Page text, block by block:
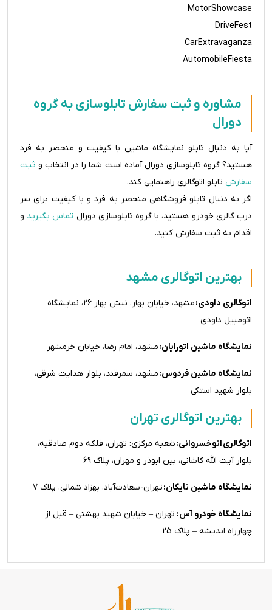
MotorShowcase
DriveFest
CarExtravaganza
AutomobileFiesta
مشاوره و ثبت سفارش تابلوسازی به گروه
دورال
آیا به دنبال تابلو نمایشگاه ماشین با کیفیت و منحصر به فرد
هستید؟ گروه تابلوسازی دورال آماده است شما را در انتخاب و ثبت
سفارش تابلو اتوگالری راهنمایی کند.
اگر به دنبال تابلو فروشگاهی منحصر به فرد و با کیفیت برای سر
درب گالری خودرو هستید، با گروه تابلوسازی دورال تماس بگیرید و
اقدام به ثبت سفارش کنید.
بهترین اتوگالری مشهد
اتوگالری داودی:
مشهد، خیابان بهار، نبش بهار ۲۶، نمایشگاه
اتومبیل داودی
نمایشگاه ماشین اتورایان:مشهد، امام رضا، خیابان خرمشهر
نمایشگاه ماشین فردوس:مشهد، سمرقند، بلوار هدایت شرقی،
بلوار شهید استکی
بهترین اتوگالری تهران
اتوگالری اتوخسروانی:شعبه مرکزی: تهران، فلکه دوم صادقیه،
بلوار آیت الله کاشانی، بین ابوذر و مهران، پلاک 69
نمایشگاه ماشین تایکان:تهران-سعادت‌آباد، بهزاد شمالی، پلاک ۷
نمایشگاه خودرو آس: تهران – خیابان شهید بهشتی – قبل از
چهارراه اندیشه – پلاک 25